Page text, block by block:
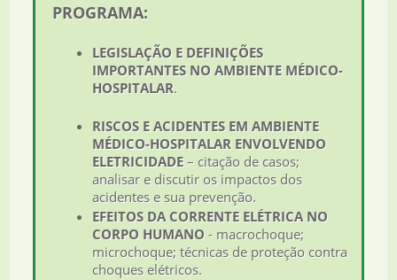
PROGRAMA:
LEGISLAÇÃO E DEFINIÇÕES
IMPORTANTES NO AMBIENTE MÉDICO-
HOSPITALAR.
RISCOS E ACIDENTES EM AMBIENTE
MÉDICO-HOSPITALAR ENVOLVENDO
ELETRICIDADE– citação de casos;
analisar e discutir os impactos dos
acidentes e sua prevenção.
EFEITOS DA CORRENTE ELÉTRICA NO
CORPO HUMANO- macrochoque;
microchoque; técnicas de proteção contra
choques elétricos.